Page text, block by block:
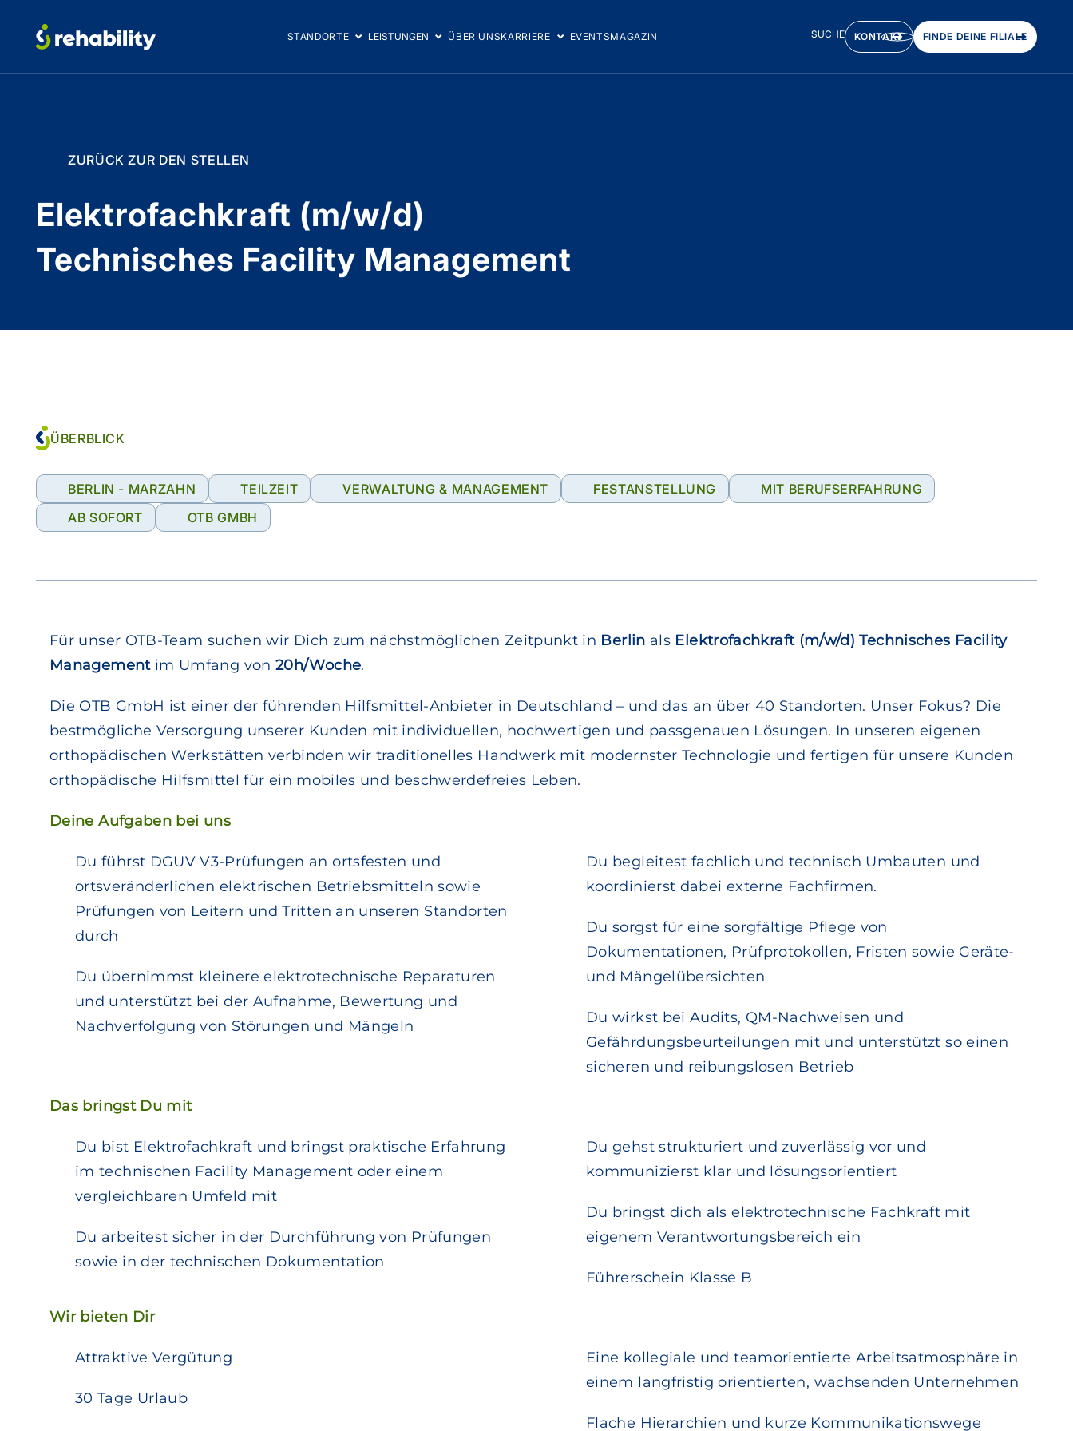
STANDORTE LEISTUNGEN ÜBER UNSKARRIERE EVENTSMAGAZIN SUCHE KONTAKT FINDE DEINE FILIALE
ZURÜCK ZUR DEN STELLEN
Elektrofachkraft (m/w/d)
Technisches Facility Management
ÜBERBLICK
BERLIN - MARZAHN TEILZEIT VERWALTUNG & MANAGEMENT FESTANSTELLUNG
MIT BERUFSERFAHRUNG
AB SOFORT
OTB GMBH
Für unser OTB-Team suchen wir Dich zum nächstmöglichen Zeitpunkt in Berlin als Elektrofachkraft (m/w/d) Technisches Facility
Managementim Umfang von20h/Woche.
Die OTB GmbH ist einer der führenden Hilfsmittel-Anbieter in Deutschland – und das an über 40 Standorten. Unser Fokus? Die
bestmögliche Versorgung unserer Kunden mit individuellen, hochwertigen und passgenauen Lösungen. In unseren eigenen
orthopädischen Werkstätten verbinden wir traditionelles Handwerk mit modernster Technologie und fertigen für unsere Kunden
orthopädische Hilfsmittel für ein mobiles und beschwerdefreies Leben.
Deine Aufgaben bei uns
Du führst DGUV V3-Prüfungen an ortsfesten und
ortsveränderlichen elektrischen Betriebsmitteln sowie
Prüfungen von Leitern und Tritten an unseren Standorten
durch
Du übernimmst kleinere elektrotechnische Reparaturen
und unterstützt bei der Aufnahme, Bewertung und
Nachverfolgung von Störungen und Mängeln
Du begleitest fachlich und technisch Umbauten und
koordinierst dabei externe Fachfirmen.
Du sorgst für eine sorgfältige Pflege von
Dokumentationen, Prüfprotokollen, Fristen sowie Geräte-
und Mängelübersichten
Du wirkst bei Audits, QM-Nachweisen und
Gefährdungsbeurteilungen mit und unterstützt so einen
sicheren und reibungslosen Betrieb
Das bringst Du mit
Du bist Elektrofachkraft und bringst praktische Erfahrung
im technischen Facility Management oder einem
vergleichbaren Umfeld mit
Du arbeitest sicher in der Durchführung von Prüfungen
sowie in der technischen Dokumentation
Du gehst strukturiert und zuverlässig vor und
kommunizierst klar und lösungsorientiert
Du bringst dich als elektrotechnische Fachkraft mit
eigenem Verantwortungsbereich ein
Führerschein Klasse B
Wir bieten Dir
Attraktive Vergütung
30 Tage Urlaub
Eine kollegiale und teamorientierte Arbeitsatmosphäre in
einem langfristig orientierten, wachsenden Unternehmen
Flache Hierarchien und kurze Kommunikationswege